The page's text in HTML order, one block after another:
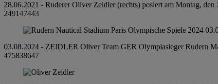
28.06.2021 - Ruderer Oliver Zeidler (rechts) posiert am Montag,
249147443
03.08.2024 - ZEIDLER Oliver Team GER Olympiasieger Rudern
475838647